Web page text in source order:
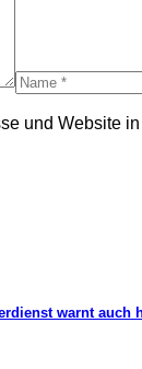
und Website
warnt auch